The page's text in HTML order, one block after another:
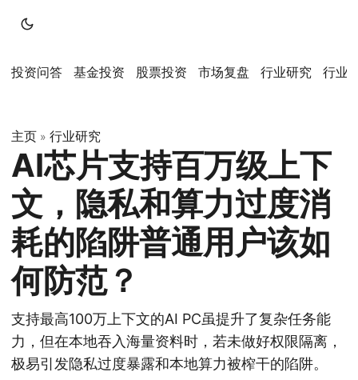
投资问答 基金投资 股票投资 市场复盘 行业研究 行业
主页 » 行业研究
AI芯片支持百万级上下
文，隐私和算力过度消
耗的陷阱普通用户该如
何防范？
支持最高100万上下文的AI PC虽提升了复杂任务能
力，但在本地吞入海量资料时，若未做好权限隔离，
极易引发隐私过度暴露和本地算力被榨干的陷阱。